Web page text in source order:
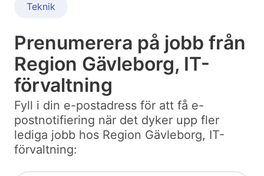
Teknik
Prenumerera på jobb från
Region Gävleborg, IT-
förvaltning
Fyll i din e-postadress för att få e-
postnotifiering när det dyker upp fler
lediga jobb hos Region Gävleborg, IT-
förvaltning: